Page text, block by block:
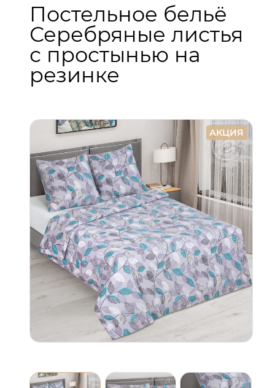
Постельное бельё
Серебряные листья
с простынью на
резинке
АКЦИЯ